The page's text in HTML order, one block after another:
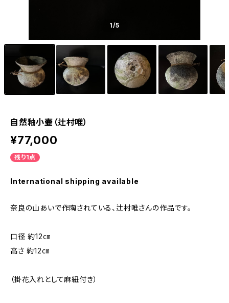
1/5
自然釉小壷（辻村唯）
¥77,000
残り1点
International shipping available
奈良の山あいで作陶されている、辻村唯さんの作品です。
口径 約12㎝
高さ 約12㎝
（掛花入れとして麻紐付き）